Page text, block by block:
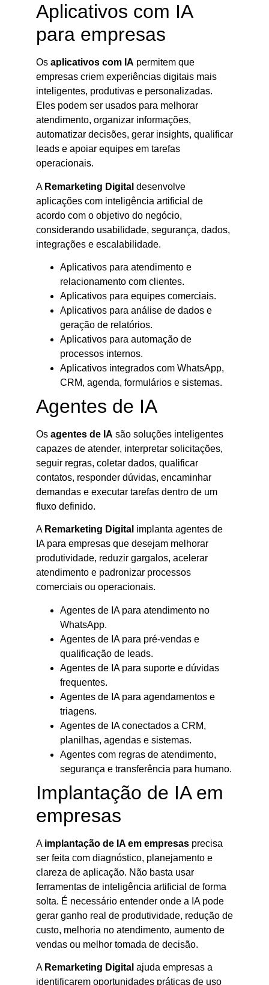
Aplicativos com IA
para empresas
Os aplicativos com IA permitem que
empresas criem experiências digitais mais
inteligentes, produtivas e personalizadas.
Eles podem ser usados para melhorar
atendimento, organizar informações,
automatizar decisões, gerar insights, qualificar
leads e apoiar equipes em tarefas
operacionais.
A Remarketing Digital desenvolve
aplicações com inteligência artificial de
acordo com o objetivo do negócio,
considerando usabilidade, segurança, dados,
integrações e escalabilidade.
Aplicativos para atendimento e
relacionamento com clientes.
Aplicativos para equipes comerciais.
Aplicativos para análise de dados e
geração de relatórios.
Aplicativos para automação de
processos internos.
Aplicativos integrados com WhatsApp,
CRM, agenda, formulários e sistemas.
Agentes de IA
Os agentes de IA são soluções inteligentes
capazes de atender, interpretar solicitações,
seguir regras, coletar dados, qualificar
contatos, responder dúvidas, encaminhar
demandas e executar tarefas dentro de um
fluxo definido.
A Remarketing Digital implanta agentes de
IA para empresas que desejam melhorar
produtividade, reduzir gargalos, acelerar
atendimento e padronizar processos
comerciais ou operacionais.
Agentes de IA para atendimento no
WhatsApp.
Agentes de IA para pré-vendas e
qualificação de leads.
Agentes de IA para suporte e dúvidas
frequentes.
Agentes de IA para agendamentos e
triagens.
Agentes de IA conectados a CRM,
planilhas, agendas e sistemas.
Agentes com regras de atendimento,
segurança e transferência para humano.
Implantação de IA em
empresas
A implantação de IA em empresas precisa
ser feita com diagnóstico, planejamento e
clareza de aplicação. Não basta usar
ferramentas de inteligência artificial de forma
solta. É necessário entender onde a IA pode
gerar ganho real de produtividade, redução de
custo, melhoria no atendimento, aumento de
vendas ou melhor tomada de decisão.
A Remarketing Digital ajuda empresas a
identificarem oportunidades práticas de uso